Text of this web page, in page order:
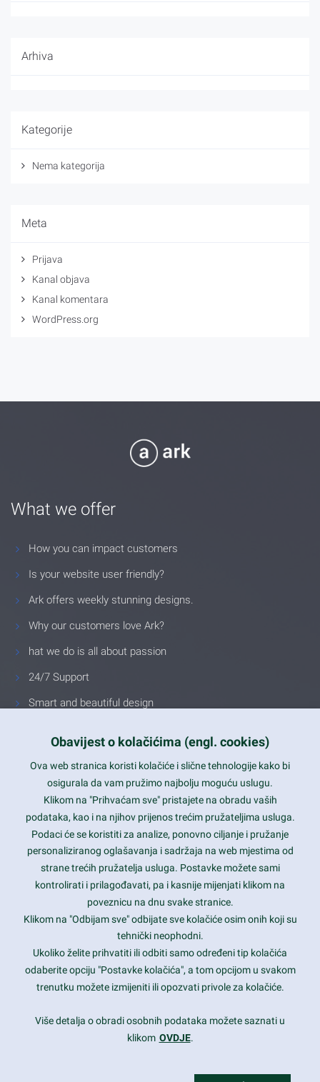
Arhiva
Kategorije
Nema kategorija
Meta
Prijava
Kanal objava
Kanal komentara
WordPress.org
What we offer
How you can impact customers
Is your website user friendly?
Ark offers weekly stunning designs.
Why our customers love Ark?
hat we do is all about passion
24/7 Support
Smart and beautiful design
Latest trends and much more...
Contact Info
1600 Amphitheatre Parkway, Mountain View, CA 94043
prothemes.net@gmail.com
Daily: 9:00 am - 6:00 pm
Sunday: Closed
Copyright 2017FRESHFACE© All Rights Reserved
Obavijest o kolačićima (engl. cookies)
Ova web stranica koristi kolačiće i slične tehnologije kako bi
osigurala da vam pružimo najbolju moguću uslugu.
Klikom na "Prihvaćam sve" pristajete na obradu vaših
podataka, kao i na njihov prijenos trećim pružateljima usluga.
Podaci će se koristiti za analize, ponovno ciljanje i pružanje
personaliziranog oglašavanja i sadržaja na web mjestima od
strane trećih pružatelja usluga. Postavke možete sami
kontrolirati i prilagođavati, pa i kasnije mijenjati klikom na
poveznicu na dnu svake stranice.
Klikom na "Odbijam sve" odbijate sve kolačiće osim onih koji su
tehnički neophodni.
Ukoliko želite prihvatiti ili odbiti samo određeni tip kolačića
odaberite opciju "Postavke kolačića", a tom opcijom u svakom
trenutku možete izmijeniti ili opozvati privole za kolačiće.
Više detalja o obradi osobnih podataka možete saznati u
klikom OVDJE.